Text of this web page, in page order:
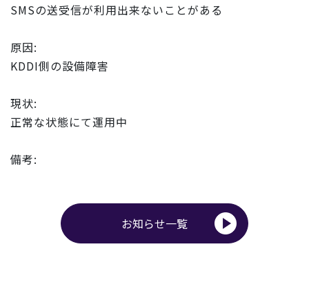
SMSの送受信が利用出来ないことがある
原因:
KDDI側の設備障害
現状:
正常な状態にて運用中
備考:
お知らせ一覧